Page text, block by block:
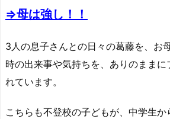
⇒母は強し！！
3人の息子さんとの日々の葛藤を、お
時の出来事や気持ちを、ありのままに
れています。
こちらも不登校の子どもが、中学生か